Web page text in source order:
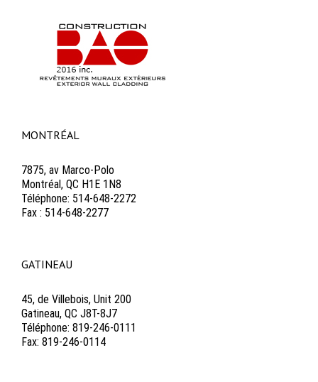
MONTRÉAL
7875, av Marco-Polo
Montréal, QC H1E 1N8
Téléphone: 514-648-2272
Fax : 514-648-2277
GATINEAU
45, de Villebois, Unit 200
Gatineau, QC J8T-8J7
Téléphone: 819-246-0111
Fax: 819-246-0114